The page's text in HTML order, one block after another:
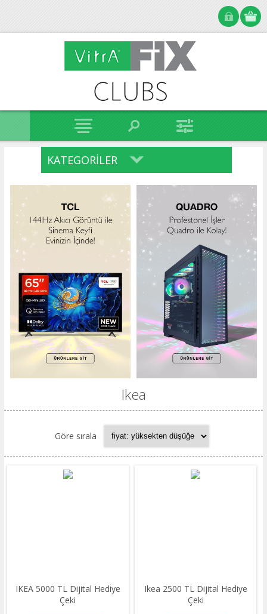
KATEGORILER
Ikea
Göre sırala
IKEA 5000 TL Dijital Hediye
Çeki
Ikea 2500 TL Dijital Hediye
Çeki